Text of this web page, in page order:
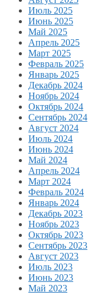
Июль 2025
Июнь 2025
Май 2025
Апрель 2025
Март 2025
Февраль 2025
Январь 2025
Декабрь 2024
Ноябрь 2024
Октябрь 2024
Сентябрь 2024
Август 2024
Июль 2024
Июнь 2024
Май 2024
Апрель 2024
Март 2024
Февраль 2024
Январь 2024
Декабрь 2023
Ноябрь 2023
Октябрь 2023
Сентябрь 2023
Август 2023
Июль 2023
Июнь 2023
Май 2023